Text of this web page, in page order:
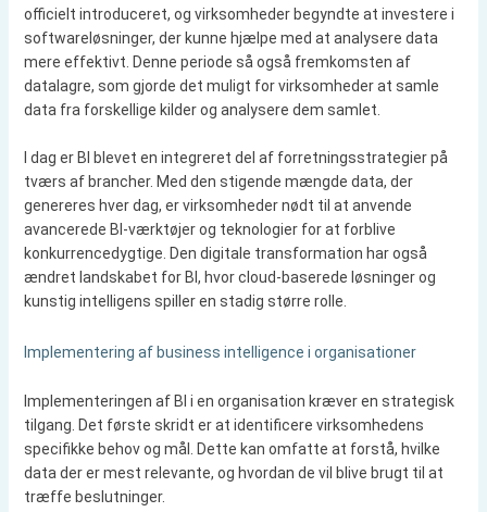
officielt introduceret, og virksomheder begyndte at investere i
softwareløsninger, der kunne hjælpe med at analysere data
mere effektivt. Denne periode så også fremkomsten af
datalagre, som gjorde det muligt for virksomheder at samle
data fra forskellige kilder og analysere dem samlet.
I dag er BI blevet en integreret del af forretningsstrategier på
tværs af brancher. Med den stigende mængde data, der
genereres hver dag, er virksomheder nødt til at anvende
avancerede BI-værktøjer og teknologier for at forblive
konkurrencedygtige. Den digitale transformation har også
ændret landskabet for BI, hvor cloud-baserede løsninger og
kunstig intelligens spiller en stadig større rolle.
Implementering af business intelligence i organisationer
Implementeringen af BI i en organisation kræver en strategisk
tilgang. Det første skridt er at identificere virksomhedens
specifikke behov og mål. Dette kan omfatte at forstå, hvilke
data der er mest relevante, og hvordan de vil blive brugt til at
træffe beslutninger.